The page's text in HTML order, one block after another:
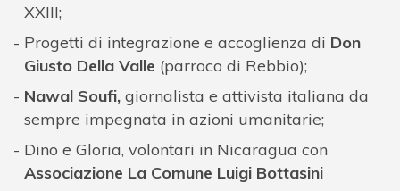
XXIII;
Progetti di integrazione e accoglienza di Don
Giusto Della Valle (parroco di Rebbio);
Nawal Soufi, giornalista e attivista italiana da
sempre impegnata in azioni umanitarie;
Dino e Gloria, volontari in Nicaragua con
Associazione La Comune Luigi Bottasini